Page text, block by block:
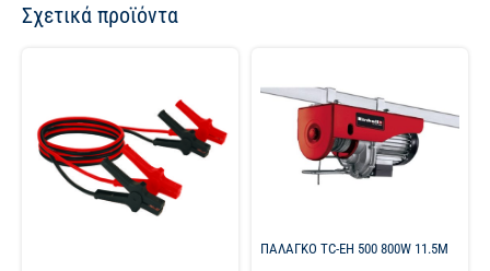
Σχετικά προϊόντα
ΠΑΛΑΓΚΟ TC-EH 500 800W 11.5M